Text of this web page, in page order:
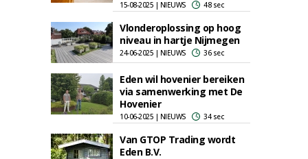
15-08-2025 | NIEUWS 48 sec
Vlonderoplossing op hoog
niveau in hartje Nijmegen
24-06-2025 | NIEUWS 36 sec
Eden wil hovenier bereiken
via samenwerking met De
Hovenier
10-06-2025 | NIEUWS 34 sec
Van GTOP Trading wordt
Eden B.V.